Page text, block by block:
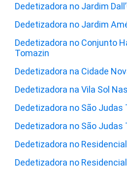
Dedetizadora no Jardim
Dedetizadora no Jardim
Dedetizadora no Conjunto
Tomazin
Dedetizadora na Cidade
Dedetizadora na Vila Sol
Dedetizadora no São Judas
Dedetizadora no São Judas
Dedetizadora no
Dedetizadora no